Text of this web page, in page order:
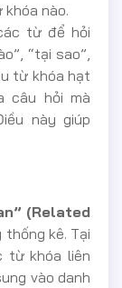
nào.
từ để hỏi
“tại sao”,
từ khóa hạt
câu hỏi mà
này giúp
(Related
kê. Tại
từ khóa liên
vào danh